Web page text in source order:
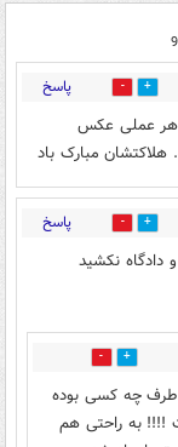
9 پاسخ
هر عملی عکس
هلاکتشان مبارک باد
40 پاسخ
نکشید
4
طرف چه کسی بوده
به راحتی هم